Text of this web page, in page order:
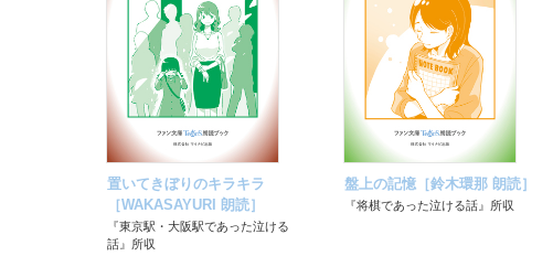
置いてきぼりのキラキラ
［WAKASAYURI 朗読］
『東京駅・大阪駅であった泣ける
話』所収
盤上の記憶［鈴木環那 朗読］
『将棋であった泣ける話』所収